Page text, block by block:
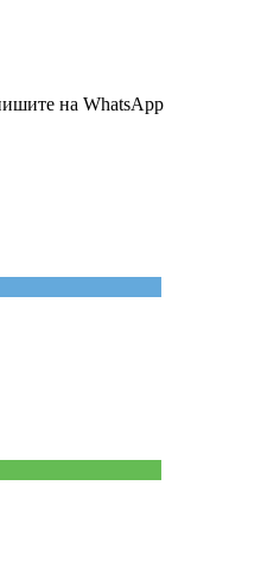
на WhatsApp